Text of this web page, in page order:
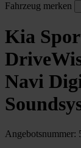
Fahrzeug merken
Kia
Navi
Angebotsnummer: